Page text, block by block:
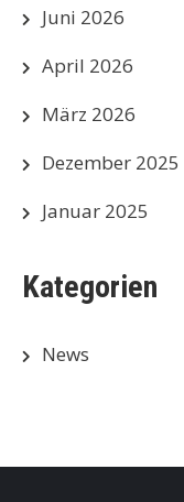
Juni 2026
April 2026
März 2026
Dezember 2025
Januar 2025
Kategorien
News